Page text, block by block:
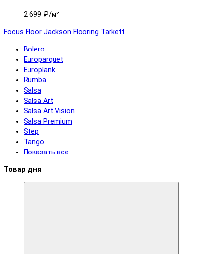
2 699 ₽/м²
Focus Floor Jackson Flooring Tarkett
Bolero
Europarquet
Europlank
Rumba
Salsa
Salsa Art
Salsa Art Vision
Salsa Premium
Step
Tango
Показать все
Товар дня